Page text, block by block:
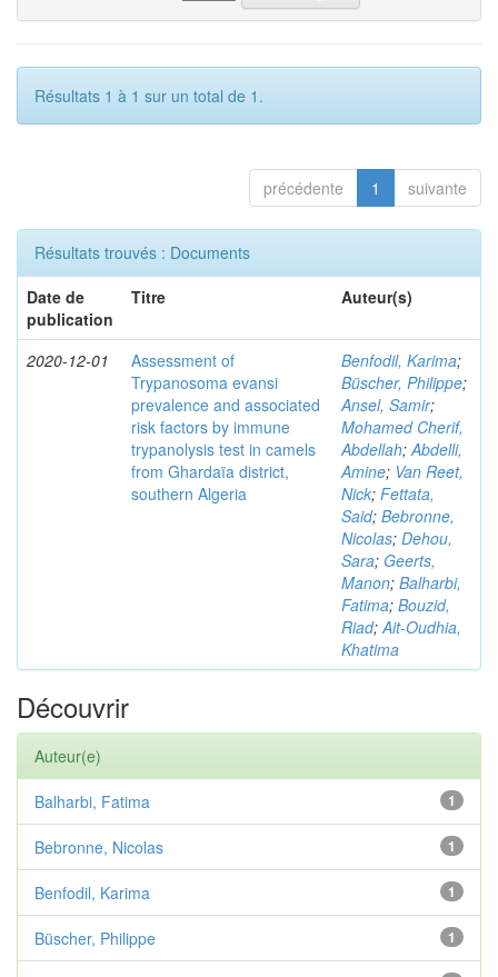
Résultats 1 à 1 sur un total de 1.
précédente 1 suivante
Résultats trouvés : Documents
Date de
publication
Titre Auteur(s)
2020-12-01
Assessment of
Trypanosoma evansi
prevalence and associated
risk factors by immune
trypanolysis test in camels
from Ghardaïa district,
southern Algeria
Benfodil, Karima;
Büscher, Philippe;
Ansel, Samir;
Mohamed Cherif,
Abdellah;Abdelli,
Amine; Van Reet,
Nick; Fettata,
Said; Bebronne,
Nicolas; Dehou,
Sara; Geerts,
Manon; Balharbi,
Fatima; Bouzid,
Riad;Ait-Oudhia,
Khatima
Découvrir
Auteur(e)
1
Balharbi, Fatima
1
Bebronne, Nicolas
1
Benfodil, Karima
1
Büscher, Philippe